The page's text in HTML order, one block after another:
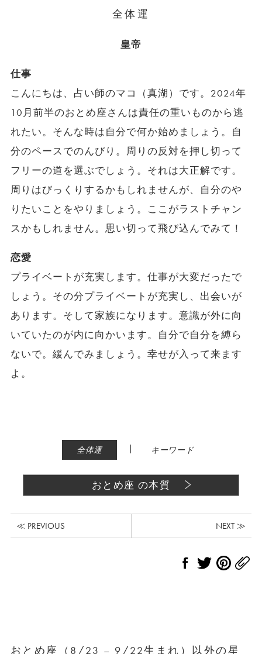
全体運
皇帝
仕事
こんにちは、占い師のマコ（真湖）です。2024年
10月前半のおとめ座さんは責任の重いものから逃
れたい。そんな時は自分で何か始めましょう。自
分のペースでのんびり。周りの反対を押し切って
フリーの道を選ぶでしょう。それは大正解です。
周りはびっくりするかもしれませんが、自分のや
りたいことをやりましょう。ここがラストチャン
スかもしれません。思い切って飛び込んでみて！
恋愛
プライベートが充実します。仕事が大変だったで
しょう。その分プライベートが充実し、出会いが
あります。そして家族になります。意識が外に向
いていたのが内に向かいます。自分で自分を縛ら
ないで。緩んでみましょう。幸せが入って来ます
よ。
全体運 | キーワード
おとめ座 の本質
≪ PREVIOUS NEXT ≫
おとめ座（8/23 – 9/22生まれ）以外の星